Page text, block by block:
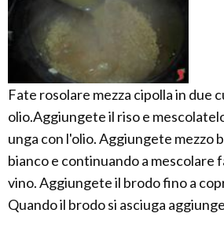
Fate rosolare mezza cipolla in due
olio.Aggiungete il riso e
unga con l'olio. Aggiungete mezzo
bianco e continuando a mescolare
vino. Aggiungete il brodo fino a
Quando il brodo si asciuga